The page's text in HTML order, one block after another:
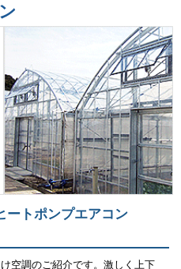
ートポンプエアコン
空調のご紹介です。激しく上下